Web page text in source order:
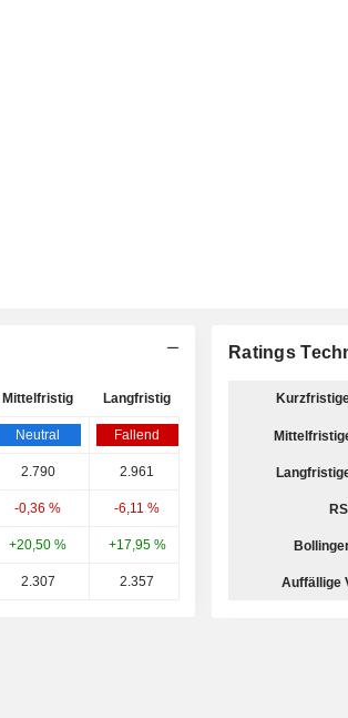
Mittelfristig Langfristig
Neutral Fallend
2.790 2.961
-0,36 % -6,11 %
+20,50 % +17,95 %
2.307 2.357
Ratings
RSI
Auffällige